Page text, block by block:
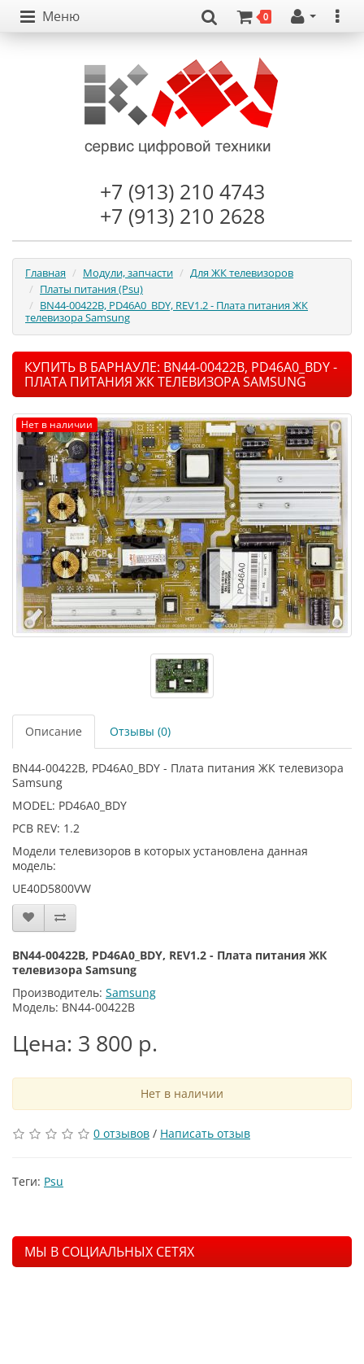
Меню 0
+7 (913) 210 4743
+7 (913) 210 2628
Главная Модули, запчасти
Для ЖК телевизоров
Платы питания (Psu)
BN44-00422B, PD46A0_BDY, REV1.2 - Плата питания ЖК
телевизора Samsung
КУПИТЬ В БАРНАУЛЕ: BN44-00422B, PD46A0_BDY -
ПЛАТА ПИТАНИЯ ЖК ТЕЛЕВИЗОРА SAMSUNG
Нет в наличии
Описание Отзывы (0)
BN44-00422B, PD46A0_BDY - Плата питания ЖК телевизора
Samsung
MODEL: PD46A0_BDY
PCB REV: 1.2
Модели телевизоров в которых установлена данная
модель:
UE40D5800VW
BN44-00422B, PD46A0_BDY, REV1.2 - Плата питания ЖК
телевизора Samsung
Производитель: Samsung
Модель: BN44-00422B
Цена: 3 800 р.
Нет в наличии
0 отзывов / Написать отзыв
Теги: Psu
МЫ В СОЦИАЛЬНЫХ СЕТЯХ